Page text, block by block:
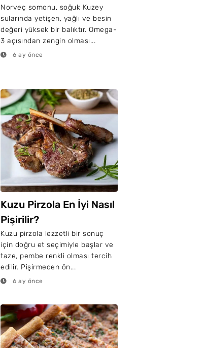
Norveç somonu, soğuk Kuzey
sularında yetişen, yağlı ve besin
değeri yüksek bir balıktır. Omega-
3 açısından zengin olması...
6 ay önce
Kuzu Pirzola En İyi Nasıl
Pişirilir?
Kuzu pirzola lezzetli bir sonuç
için doğru et seçimiyle başlar ve
taze, pembe renkli olması tercih
edilir. Pişirmeden ön...
6 ay önce